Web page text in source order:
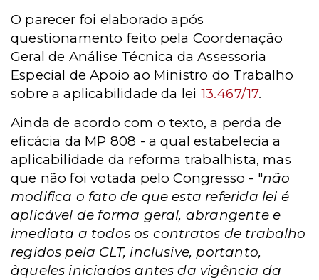
O parecer foi elaborado após
questionamento feito pela Coordenação
Geral de Análise Técnica da Assessoria
Especial de Apoio ao Ministro do Trabalho
sobre a aplicabilidade da lei 13.467/17.
Ainda de acordo com o texto, a perda de
eficácia da MP 808 - a qual estabelecia a
aplicabilidade da reforma trabalhista, mas
que não foi votada pelo Congresso - "não
modifica o fato de que esta referida lei é
aplicável de forma geral, abrangente e
imediata a todos os contratos de trabalho
regidos pela CLT, inclusive, portanto,
àqueles iniciados antes da vigência da